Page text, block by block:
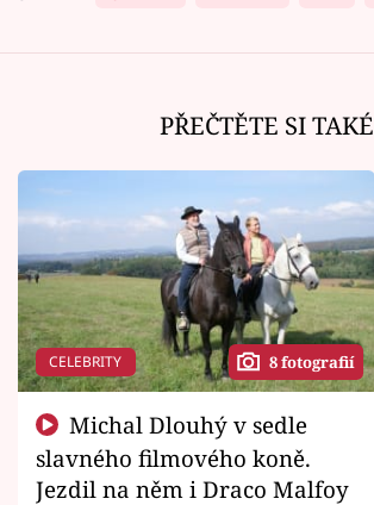
PŘEČTĚTE SI TAKÉ
CELEBRITY 8 fotografií
slavného filmového koně.
Jezdil na něm i Draco Malfoy